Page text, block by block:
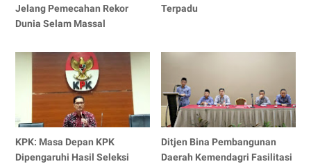
Jelang Pemecahan Rekor
Dunia Selam Massal
Terpadu
KPK: Masa Depan KPK
Dipengaruhi Hasil Seleksi
Ditjen Bina Pembangunan
Daerah Kemendagri Fasilitasi